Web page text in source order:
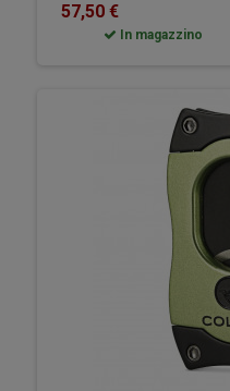
57,50 €
In magazzino